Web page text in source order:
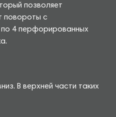
позволяет
повороты с
по 4 перфорированных
В верхней части таких